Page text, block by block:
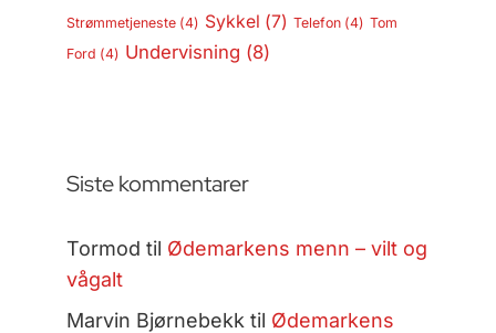
Strømmetjeneste(4) Sykkel (7) Telefon(4) Tom
Ford (4) Undervisning (8)
Siste kommentarer
Tormod til Ødemarkens menn – vilt og
vågalt
Marvin Bjørnebekk til Ødemarkens